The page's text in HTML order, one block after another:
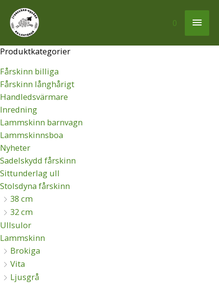
Hoppa
innehåll
0
Produktkategorier
Fårskinn billiga
Fårskinn långhårigt
Handledsvärmare
Inredning
Lammskinn barnvagn
Lammskinnsboa
Nyheter
Sadelskydd fårskinn
Sittunderlag ull
Stolsdyna fårskinn
38 cm
32 cm
Ullsulor
Lammskinn
Brokiga
Vita
Ljusgrå